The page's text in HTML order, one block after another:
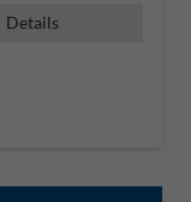
Details